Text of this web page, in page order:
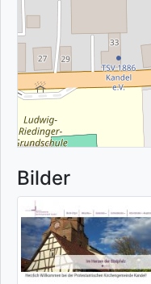
Bilder